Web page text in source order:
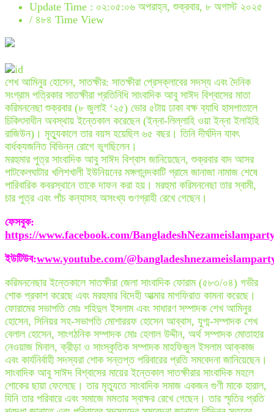
Update Time : ০২:০৫:০৬ অপরাহ্ন, শুক্রবার, ৮ অগাস্ট ২০২৫
/ ৪৮৪ Time View
শেখ আমিনুর হোসেন, সাতক্ষীর: সাতক্ষীরা প্রেসক্লাবের সদস্য এবং দৈনিক
সংগ্রাম পত্রিকার সাতক্ষীরা প্রতিনিধি সাংবাদিক আবু সাঈদ বিশ্বাসের মাতা
করিমননেছা শুক্রবার (৮ জুলাই ‘২৫) ভোর ৫টায় ঢাকা বক্ষ ব্যাধি হাসপাতালে
চিকিৎসাধীন অবস্থায় ইন্তেকাল করেছেন (ইন্না-লিল্লাহি ওয়া ইন্না ইলাইহি
রাজিউন)। মৃত্যুকালে তার বয়স হয়েছিল ৬৫ বছর। তিনি দীর্ঘদিন যাবৎ
বার্ধক্যজনিত বিভিন্ন রোগে ভুগছিলেন।
মরহুমার পুত্র সাংবাদিক আবু সাঈদ বিশ্বাস জানিয়েছেন, শুক্রবার বাদ আসর
পাটকেলঘাটার খলিশখালী ইউনিয়নের মঙ্গলানন্দকাটি গ্রামে জানাজা নামাজ শেষে
পারিবারিক কবরস্থানে তাকে দাফন করা হয়। মরহুমা করিমননেছা তার স্বামী,
চার পুত্র এবং পাঁচ কন্যাসহ অসংখ্য গুণগ্রাহী রেখে গেছেন।
ফেসবুক:
https://www.facebook.com/
ইউটিউব:www.youtube.com/
করিমননেছার ইন্তেকালে সাতক্ষীরা জেলা সাংবাদিক ফোরাম (৫৮৩/০৪) গভীর
শোক প্রকাশ করেছে এবং মরহুমার বিদেহী আত্মার মাগফিরাত কামনা করেছে।
ফোরামের সভাপতি মোঃ শহিদুল ইসলাম এবং সাধারণ সম্পাদক শেখ আমিনুর
হোসেন, সিনিয়র সহ-সভাপতি মোশাররফ হোসেন আব্বাস, যুগ্ম-সম্পাদক শেখ
বেলাল হোসেন, সাংগঠনিক সম্পাদক মোঃ হেলাল উদ্দীন, অর্থ সম্পাদক মোতাহার
নেওয়াজ মিনাল, ক্রীড়া ও সাংস্কৃতিক সম্পাদক মাহফিজুল ইসলাম আক্কাজ
এবং কার্যনির্বাহী সদস্যরা শোক সন্তপ্ত পরিবারের প্রতি সমবেদনা জানিয়েছেন।
সাংবাদিক আবু সাঈদ বিশ্বাসের মায়ের ইন্তেকাল সাতক্ষীরার সাংবাদিক মহলে
শোকের ছায়া ফেলেছে। তার মৃত্যুতে সাংবাদিক সমাজ একজন গুণী মাকে হারাল,
যিনি তার পরিবারে এবং সমাজে মমতার স্বাক্ষর রেখে গেছেন। তার স্মৃতির প্রতি